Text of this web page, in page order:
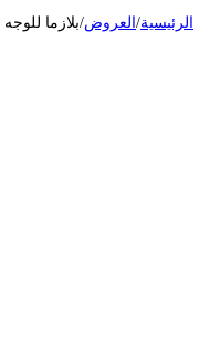
/العروض بلازما للوجه أو